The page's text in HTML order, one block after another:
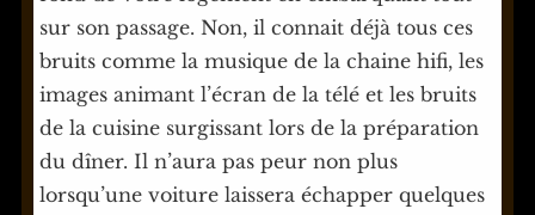
sur son passage. Non, il connait déjà tous ces
bruits comme la musique de la chaine hifi, les
images animant l’écran de la télé et les bruits
de la cuisine surgissant lors de la préparation
du dîner. Il n’aura pas peur non plus
lorsqu’une voiture laissera échapper quelques